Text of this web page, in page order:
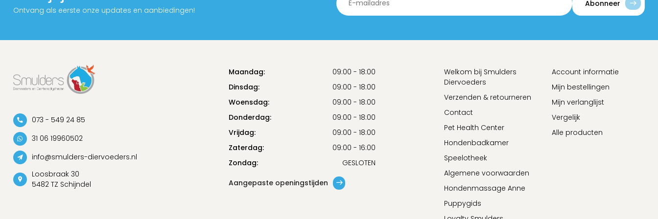
Ontvang als eerste onze updates en aanbiedingen!
Abonneer
073 - 549 24 85
31 06 19960502
info@smulders-diervoeders.nl
Loosbraak 30
5482 TZ Schijndel
Maandag:
09:00 - 18:00
Dinsdag:
09:00 - 18:00
Woensdag:
09:00 - 18:00
Donderdag:
09:00 - 18:00
Vrijdag:
09:00 - 18:00
Zaterdag:
09:00 - 16:00
Zondag:
GESLOTEN
Aangepaste openingstijden
Welkom bij Smulders
Diervoeders
Verzenden & retourneren
Contact
Pet Health Center
Hondenbadkamer
Speelotheek
Algemene voorwaarden
Hondenmassage Anne
Puppygids
Account informatie
Mijn bestellingen
Mijn verlanglijst
Vergelijk
Alle producten